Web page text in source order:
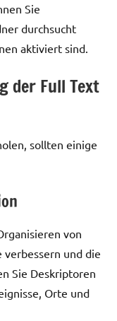
Sie
durchsucht
aktiviert sind.
der Full Text
sollten einige
von
verbessern und die
Sie Deskriptoren
Orte und